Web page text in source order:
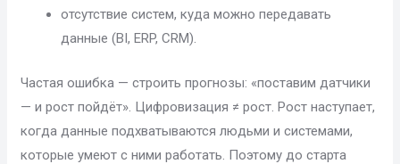
отсутствие систем, куда можно передавать
данные (BI, ERP, CRM).
Частая ошибка — строить прогнозы: «поставим датчики
— и рост пойдёт». Цифровизация ≠ рост. Рост наступает,
когда данные подхватываются людьми и системами,
которые умеют с ними работать. Поэтому до старта